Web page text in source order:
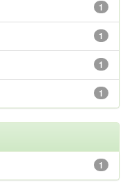
1
1
1
1
1